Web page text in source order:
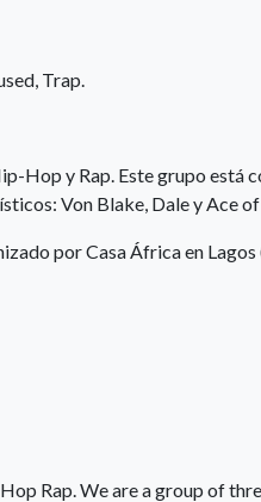
Trap.
Hop y Rap. Este grupo está
Von Blake, Dale y Ace of
por Casa África en
Rap. We are a group of